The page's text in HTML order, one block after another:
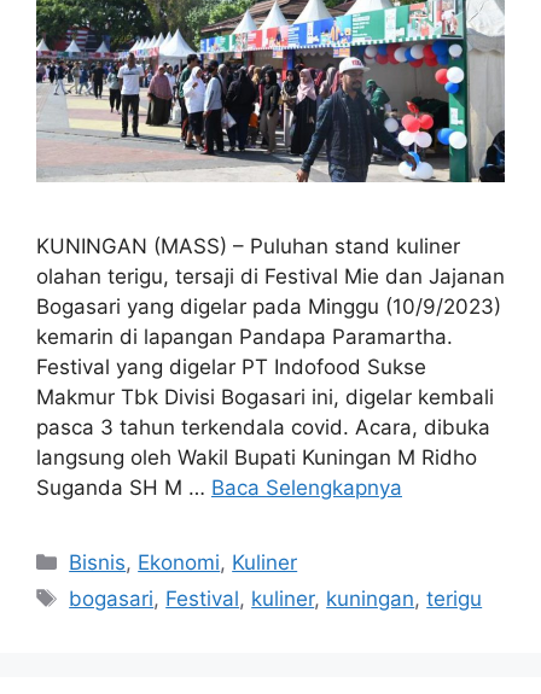
KUNINGAN (MASS) – Puluhan stand kuliner
olahan terigu, tersaji di Festival Mie dan Jajanan
Bogasari yang digelar pada Minggu (10/9/2023)
kemarin di lapangan Pandapa Paramartha.
Festival yang digelar PT Indofood Sukse
Makmur Tbk Divisi Bogasari ini, digelar kembali
pasca 3 tahun terkendala covid. Acara, dibuka
langsung oleh Wakil Bupati Kuningan M Ridho
Suganda SH M … Baca Selengkapnya
Kategori
Bisnis, Ekonomi, Kuliner
Tag
bogasari, Festival, kuliner, kuningan,terigu